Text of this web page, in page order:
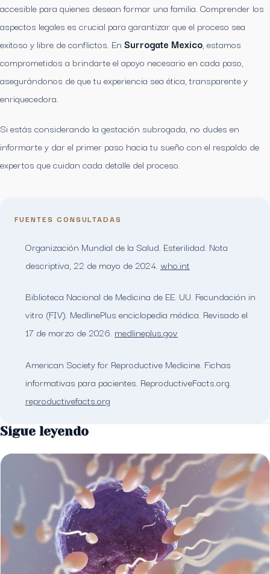
accesible para quienes desean formar una familia. Comprender los
aspectos legales es crucial para garantizar que el proceso sea
exitoso y libre de conflictos. En Surrogate Mexico, estamos
comprometidos a brindarte el apoyo necesario en cada paso,
asegurándonos de que tu experiencia sea ética, transparente y
enriquecedora.
Si estás considerando la gestación subrogada, no dudes en
informarte y dar el primer paso hacia tu sueño con el respaldo de
expertos que cuidan cada detalle del proceso.
FUENTES CONSULTADAS
Organización Mundial de la Salud. Esterilidad. Nota
descriptiva, 22 de mayo de 2024. who.int
Biblioteca Nacional de Medicina de EE. UU. Fecundación in
vitro (FIV). MedlinePlus enciclopedia médica. Revisado el
17 de marzo de 2026. medlineplus.gov
American Society for Reproductive Medicine. Fichas
informativas para pacientes. ReproductiveFacts.org.
reproductivefacts.org
Sigue leyendo